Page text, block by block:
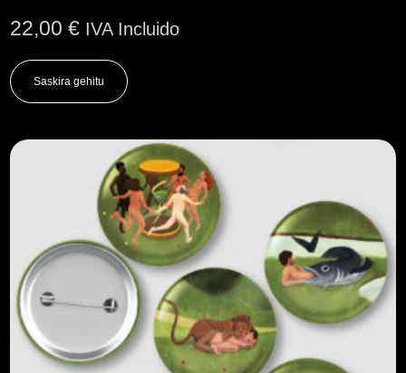
22,00€ IVA Incluido
Saskira gehitu